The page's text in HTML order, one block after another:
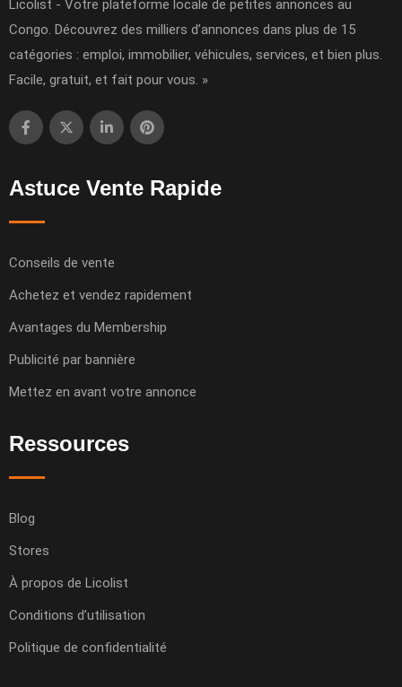
Licolist - Votre plateforme locale de petites annonces au
Congo. Découvrez des milliers d’annonces dans plus de 15
catégories : emploi, immobilier, véhicules, services, et bien plus.
Facile, gratuit, et fait pour vous. »
Astuce Vente Rapide
Conseils de vente
Achetez et vendez rapidement
Avantages du Membership
Publicité par bannière
Mettez en avant votre annonce
Ressources
Blog
Stores
À propos de Licolist
Conditions d’utilisation
Politique de confidentialité